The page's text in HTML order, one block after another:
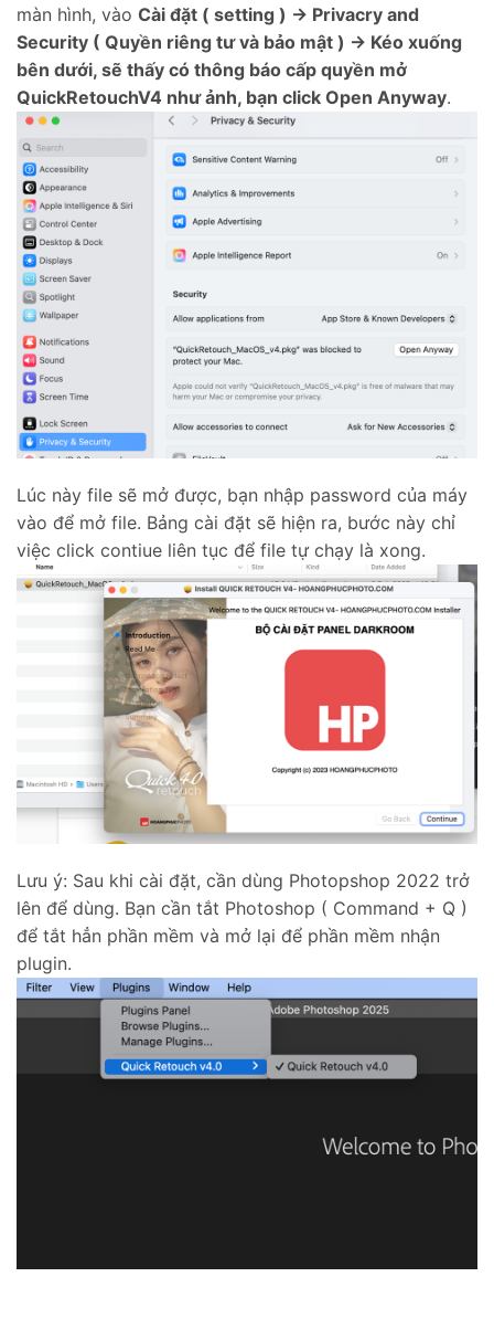
màn hình, vào Cài đặt ( setting ) -> Privacry and
Security ( Quyền riêng tư và bảo mật ) -> Kéo xuống
bên dưới, sẽ thấy có thông báo cấp quyền mở
QuickRetouchV4 như ảnh, bạn click Open Anyway.
Lúc này file sẽ mở được, bạn nhập password của máy
vào để mở file. Bảng cài đặt sẽ hiện ra, bước này chỉ
việc click contiue liên tục để file tự chạy là xong.
Lưu ý: Sau khi cài đặt, cần dùng Photopshop 2022 trở
lên để dùng. Bạn cần tắt Photoshop ( Command + Q )
để tắt hẳn phần mềm và mở lại để phần mềm nhận
plugin.